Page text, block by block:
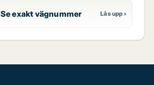
Se exakt vägnummer